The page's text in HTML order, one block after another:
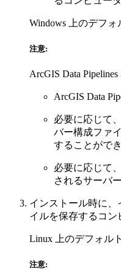
Windows 上のデフ
注意:
ArcGIS Data
ArcGIS Data
必要に応じて
バー構成ファ
することができ
必要に応じて
されるサーバ
インストール時に、
イルを保存するコン
Linux 上のデフォル
注意: